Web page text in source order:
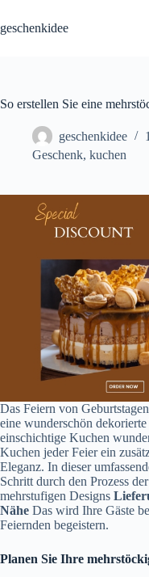
content
geschenkidee
So erstellen Sie eine
geschenkidee
Geschenk, kuchen
Das Feiern von
eine wunderschön
einschichtige Kuchen
Kuchen jeder Feier ein
Eleganz. In dieser
Schritt durch den Prozess
mehrstufigen Designs
Nähe Das wird Ihre Gäste
Feiernden begeistern.
Planen Sie Ihre